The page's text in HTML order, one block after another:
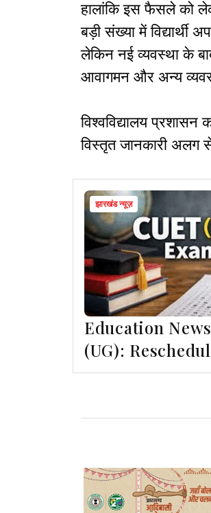
हालांकि इस फैसले को
बड़ी संख्या में विद्यार्थी
लेकिन नई व्यवस्था के
आवागमन और अन्य
विश्वविद्यालय
विस्तृत जानकारी अलग से
झारखंड न्यूज़
Education
(UG):
एडमिट कार्ड जारी,